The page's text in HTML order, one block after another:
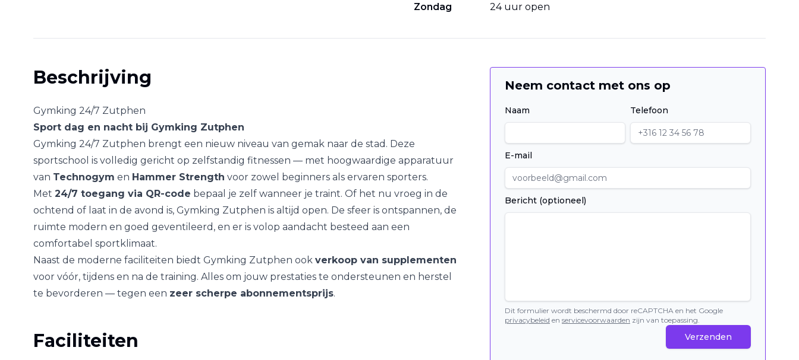
Zondag
24 uur open
Beschrijving
Gymking 24/7 Zutphen
Sport dag en nacht bij Gymking Zutphen
Gymking 24/7 Zutphen brengt een nieuw niveau van gemak naar de stad. Deze
sportschool is volledig gericht op zelfstandig fitnessen — met hoogwaardige apparatuur
van Technogym en Hammer Strength voor zowel beginners als ervaren sporters.
Met 24/7 toegang via QR-code bepaal je zelf wanneer je traint. Of het nu vroeg in de
ochtend of laat in de avond is, Gymking Zutphen is altijd open. De sfeer is ontspannen, de
ruimte modern en goed geventileerd, en er is volop aandacht besteed aan een
comfortabel sportklimaat.
Naast de moderne faciliteiten biedt Gymking Zutphen ook verkoop van supplementen
voor vóór, tijdens en na de training. Alles om jouw prestaties te ondersteunen en herstel
te bevorderen — tegen een zeer scherpe abonnementsprijs.
Faciliteiten
Neem contact met ons op
Naam Telefoon
E-mail
Bericht (optioneel)
Dit formulier wordt beschermd door reCAPTCHA en het Google
privacybeleid en servicevoorwaarden zijn van toepassing.
Verzenden